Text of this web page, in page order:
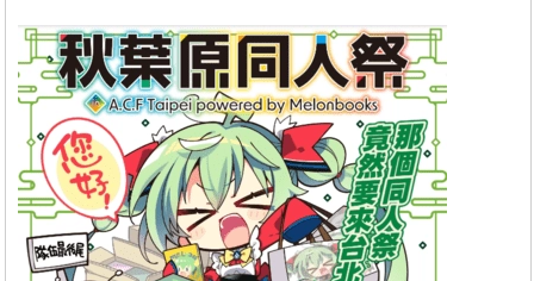
會員功能選單
會員中心
註冊會員
登入